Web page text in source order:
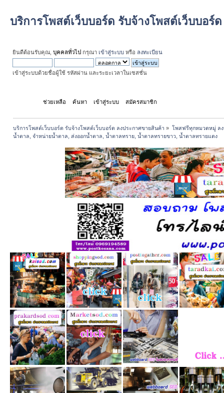
บริการโพสต์เว็บบอร์ด รับจ้างโพสต์เว็บบอร์
ยินดีต้อนรับคุณ, บุคคลทั่วไป กรุณา เข้าสู่ระบบ หรือ ลงทะเบียน
เข้าสู่ระบบด้วยชื่อผู้ใช้ รหัสผ่าน และระยะเวลาในเซสชั่น
ช่วยเหลือ ค้นหา เข้าสู่ระบบ สมัครสมาชิก
บริการโพสต์เว็บบอร์ด รับจ้างโพสต์เว็บบอร์ด ลงประกาศขายสินค้า » โพสฟรีทุกหมวดหมู่ ล
น้ำตาล, จำหน่ายน้ำตาล, ส่งออกน้ำตาล, น้ำตาลทราย, น้ำตาลทรายขาว, น้ำตาลทรายแดง